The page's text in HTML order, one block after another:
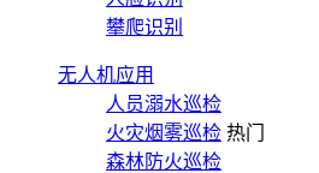
攀爬识别
无人机应用
人员溺水巡检
火灾烟雾巡检 热门
森林防火巡检